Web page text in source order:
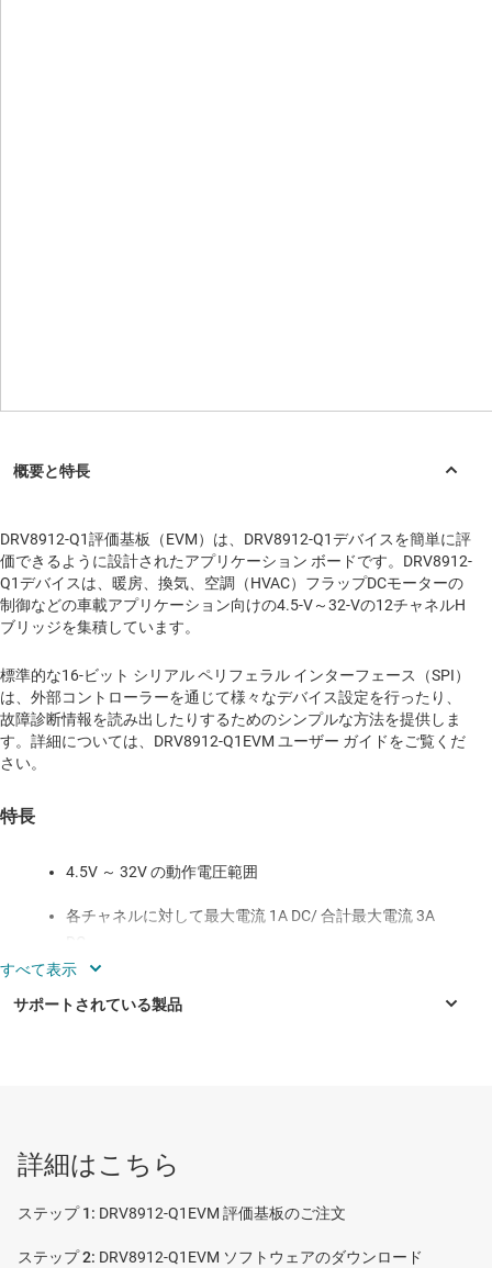
DRV8912-Q1評価基板（EVM）は、DRV8912-Q1デバイスを簡単に評
価できるように設計されたアプリケーション ボードです。DRV8912-
Q1デバイスは、暖房、換気、空調（HVAC）フラップDCモーターの
制御などの車載アプリケーション向けの4.5-V～32-Vの12チャネルH
ブリッジを集積しています。
標準的な16-ビット シリアル ペリフェラル インターフェース（SPI）
は、外部コントローラーを通じて様々なデバイス設定を行ったり、
故障診断情報を読み出したりするためのシンプルな方法を提供しま
す。詳細については、DRV8912-Q1EVM ユーザー ガイドをご覧くだ
さい。
特長
4.5V ～ 32V の動作電圧範囲
各チャネルに対して最大電流 1A DC/ 合計最大電流 3A
ル、またはパラレル モードで駆動
(SPI) により、各種デバイスの設定や故障診断情報の
読み出しが簡単に行えます
ル、ハーフブリッジ モーター ドライバ
ル、ハーフブリッジ モーター ドライバ
DRV8910-Q1—車載、高度な診断機能搭載、40V、6A、10 チャネ
詳細はこちら
DRV8912-Q1EVM 評価基板のご注文
DRV8912-Q1EVM ソフトウェアのダウンロード